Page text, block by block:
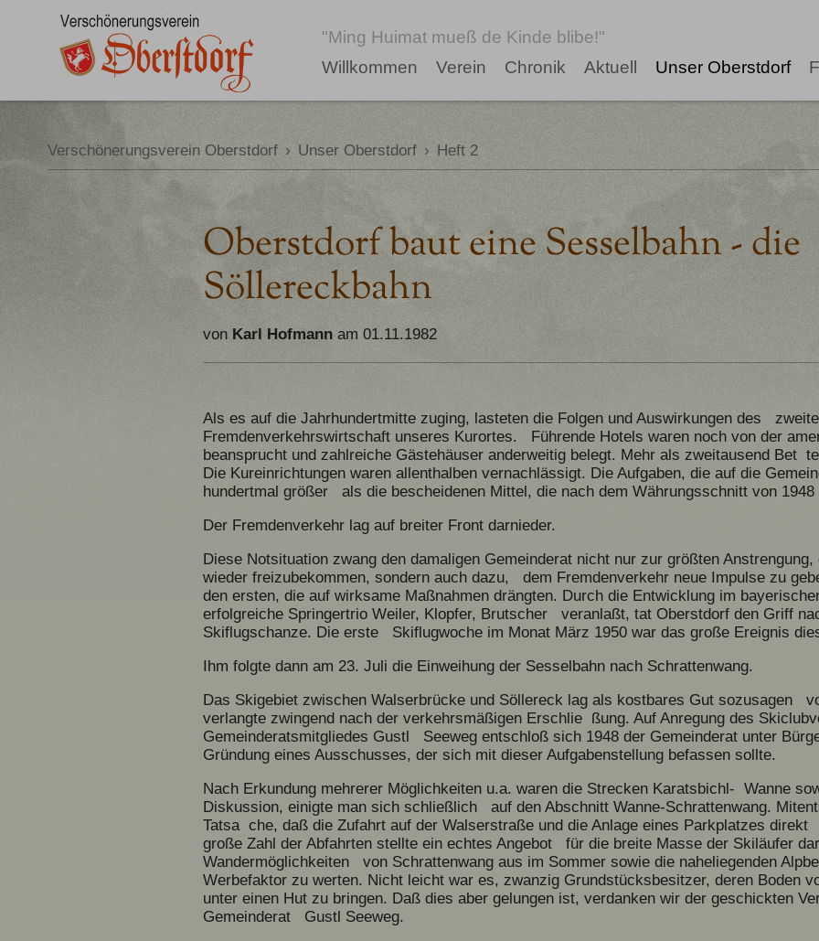
"Ming Huimat mueß de Kinde blibe!"
Willkommen
Verein Chronik Aktuell Unser Oberstdorf
Verschönerungsverein Oberstdorf › Unser Oberstdorf › Heft 2
Oberstdorf baut eine Sesselbahn - die
Söllereckbahn
von Karl Hofmann am 01.11.1982
Als es auf die Jahrhundertmitte zuging, lasteten die Folgen und Auswirkungen des
Fremdenverkehrswirtschaft unseres Kurortes. Führende Hotels waren noch von der
beansprucht und zahlreiche Gästehäuser anderweitig belegt. Mehr als zweitausend Bet
Die Kureinrichtungen waren allenthalben vernachlässigt. Die Aufgaben, die auf die
hundertmal größer als die bescheidenen Mittel, die nach dem Währungsschnitt von
Der Fremdenverkehr lag auf breiter Front darnieder.
Diese Notsituation zwang den damaligen Gemeinderat nicht nur zur größten Anstrengung,
wieder freizubekommen, sondern auch dazu, dem Fremdenverkehr neue Impulse zu
den ersten, die auf wirksame Maßnahmen drängten. Durch die Entwicklung im
erfolgreiche Springertrio Weiler, Klopfer, Brutscher veranlaßt, tat Oberstdorf den Griff
Skiflugschanze. Die erste Skiflugwoche im Monat März 1950 war das große Ereignis
Ihm folgte dann am 23. Juli die Einweihung der Sesselbahn nach Schrattenwang.
Das Skigebiet zwischen Walserbrücke und Söllereck lag als kostbares Gut sozusagen
verlangte zwingend nach der verkehrsmäßigen Erschlie ßung. Auf Anregung des
Gemeinderatsmitgliedes Gustl Seeweg entschloß sich 1948 der Gemeinderat unter
Gründung eines Ausschusses, der sich mit dieser Aufgabenstellung befassen sollte.
Nach Erkundung mehrerer Möglichkeiten u.a. waren die Strecken Karatsbichl- Wanne
Diskussion, einigte man sich schließlich auf den Abschnitt Wanne-Schrattenwang.
Tatsa che, daß die Zufahrt auf der Walserstraße und die Anlage eines Parkplatzes direkt
große Zahl der Abfahrten stellte ein echtes Angebot für die breite Masse der Skiläufer
Wandermöglichkeiten von Schrattenwang aus im Sommer sowie die naheliegenden
Werbefaktor zu werten. Nicht leicht war es, zwanzig Grundstücksbesitzer, deren Boden
unter einen Hut zu bringen. Daß dies aber gelungen ist, verdanken wir der geschickten
Gemeinderat Gustl Seeweg.